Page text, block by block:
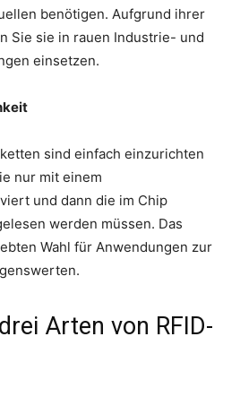
benötigen. Aufgrund ihrer
Sie sie in rauen Industrie- und
einsetzen.
sind einfach einzurichten
nur mit einem
und dann die im Chip
werden müssen. Das
Wahl für Anwendungen zur
Arten von RFID-